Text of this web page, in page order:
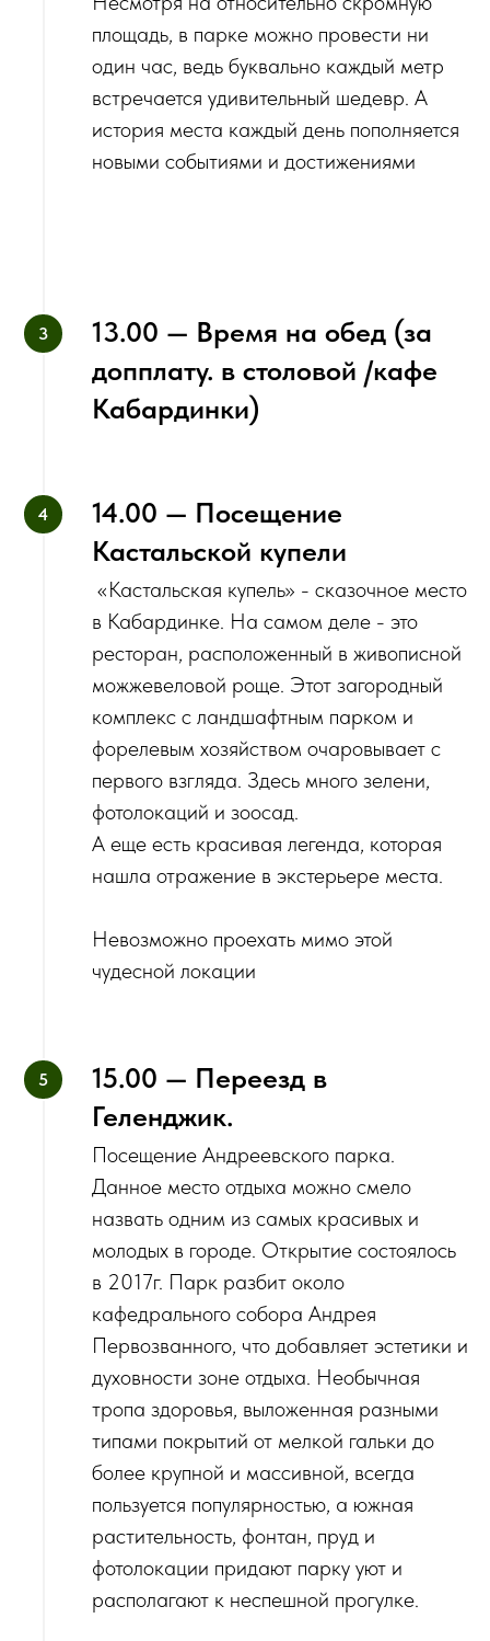
площадь, в парке можно провести ни
один час, ведь буквально каждый метр
встречается удивительный шедевр. А
история места каждый день пополняется
новыми событиями и достижениями
‌13.00 — Время на обед (за
допплату. в столовой /кафе
Кабардинки)
14.00 — Посещение
Кастальской купели
‌ «Кастальская купель» - сказочное место
в Кабардинке. На самом деле - это
ресторан, расположенный в живописной
можжевеловой роще. Этот загородный
комплекс с ландшафтным парком и
форелевым хозяйством очаровывает с
первого взгляда. Здесь много зелени,
фотолокаций и зоосад.
А еще есть красивая легенда, которая
нашла отражение в экстерьере места.
Невозможно проехать мимо этой
чудесной локации
15.00 — Переезд в
Геленджик.
‌Посещение Андреевского парка.
‌Данное место отдыха можно смело
назвать одним из самых красивых и
молодых в городе. Открытие состоялось
в 2017г. ‌Парк разбит около
кафедрального собора Андрея
Первозванного, что добавляет эстетики и
духовности зоне отдыха. Необычная
тропа здоровья, выложенная разными
типами покрытий от мелкой гальки до
более крупной и массивной, всегда
пользуется популярностью, а южная
растительность, фонтан, пруд и
фотолокации придают парку уют и
располагают к неспешной прогулке.